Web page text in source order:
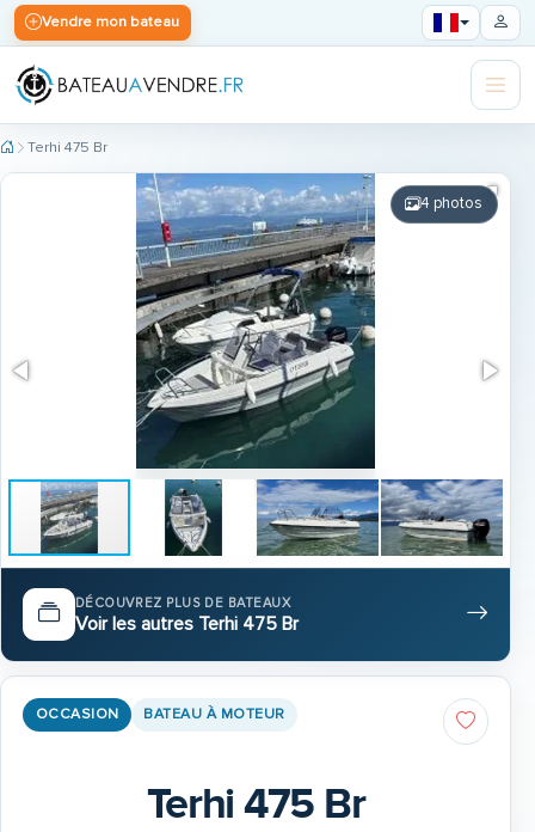
Vendre mon bateau
Terhi 475 Br
4 photos
DÉCOUVREZ PLUS DE BATEAUX
Voir les autres Terhi 475 Br
OCCASION BATEAU À MOTEUR
Terhi 475 Br